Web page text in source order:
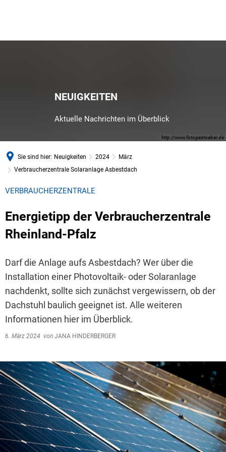
http://www.fotogestoeber.de
NEUIGKEITEN
Aktuelle Nachrichten im Überblick
Sie sind hier: Neuigkeiten 2024
März
Verbraucherzentrale Solaranlage Asbestdach
VERBRAUCHERZENTRALE
Energietipp der Verbraucherzentrale
Rheinland-Pfalz
Darf die Anlage aufs Asbestdach? Wer über die
Installation einer Photovoltaik- oder Solaranlage
nachdenkt, sollte sich zunächst vergewissern, ob der
Dachstuhl baulich geeignet ist. Alle weiteren
Informationen hier im Überblick.
6. März 2024 von JANA HINDERBERGER